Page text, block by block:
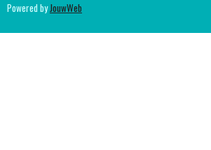
Powered byJouwWeb